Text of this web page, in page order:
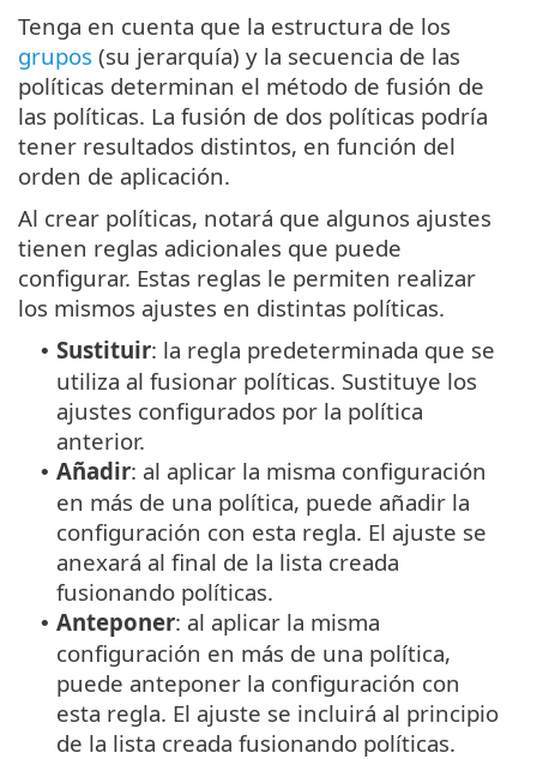
Tenga en cuenta que la estructura de los
grupos (su jerarquía) y la secuencia de las
políticas determinan el método de fusión de
las políticas. La fusión de dos políticas podría
tener resultados distintos, en función del
orden de aplicación.
Al crear políticas, notará que algunos ajustes
tienen reglas adicionales que puede
configurar. Estas reglas le permiten realizar
los mismos ajustes en distintas políticas.
• Sustituir: la regla predeterminada que se
utiliza al fusionar políticas. Sustituye los
ajustes configurados por la política
anterior.
• Añadir: al aplicar la misma configuración
en más de una política, puede añadir la
configuración con esta regla. El ajuste se
anexará al final de la lista creada
fusionando políticas.
• Anteponer: al aplicar la misma
configuración en más de una política,
puede anteponer la configuración con
esta regla. El ajuste se incluirá al principio
de la lista creada fusionando políticas.